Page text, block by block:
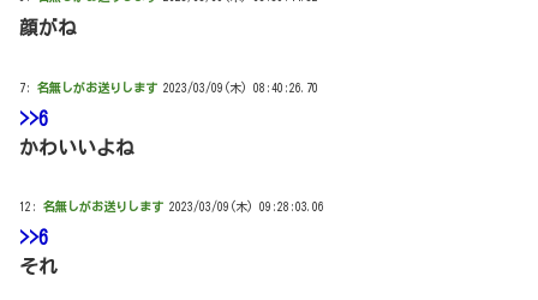
顔がね
7: 名無しがお送りします 2023/03/09(木) 08:40:26.70
>>6
かわいいよね
12: 名無しがお送りします 2023/03/09(木) 09:28:03.06
>>6
それ